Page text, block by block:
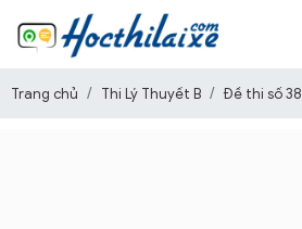
Trang chủ Thi Lý Thuyết B Đề thi số 38